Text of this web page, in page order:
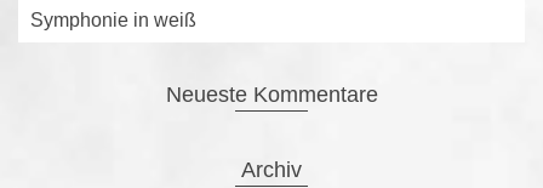
Symphonie in weiß
Neueste Kommentare
Archiv